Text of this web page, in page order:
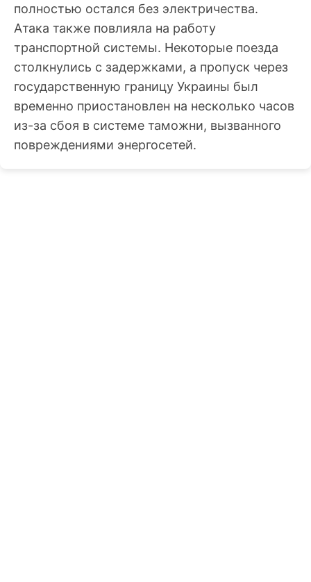
полностью остался без электричества.
Атака также повлияла на работу
транспортной системы. Некоторые поезда
столкнулись с задержками, а пропуск через
государственную границу Украины был
временно приостановлен на несколько часов
из-за сбоя в системе таможни, вызванного
повреждениями энергосетей.